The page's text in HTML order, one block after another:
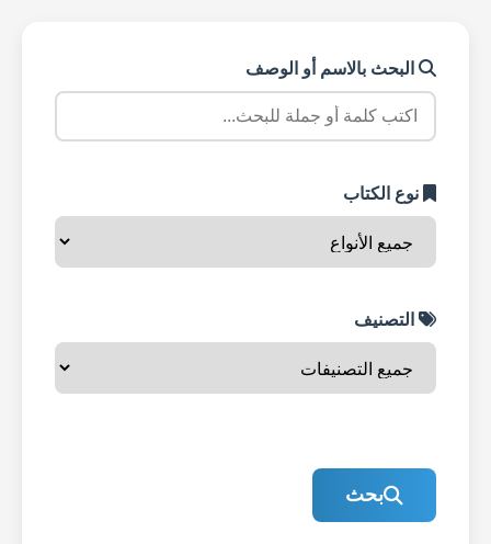
البحث بالاسم أو الوصف
نوع الكتاب
التصنيف
بحث